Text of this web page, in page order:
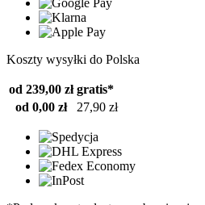
Koszty wysyłki do Polska
od 239,00 zł gratis*
od 0,00 zł
27,90 zł